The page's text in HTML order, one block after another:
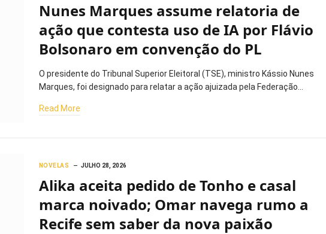
Nunes Marques assume relatoria de
ação que contesta uso de IA por Flávio
Bolsonaro em convenção do PL
O presidente do Tribunal Superior Eleitoral (TSE), ministro Kássio Nunes
Marques, foi designado para relatar a ação ajuizada pela Federação…
Read More
NOVELAS JULHO 28, 2026
Alika aceita pedido de Tonho e casal
marca noivado; Omar navega rumo a
Recife sem saber da nova paixão